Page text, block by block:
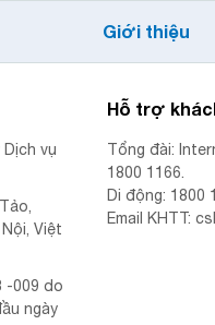
Giới thiệu
vụ
Việt
-009 do
ngày
Hỗ trợ
Tổng đài:
1800 1166.
Di động: 1800
Email KHTT: